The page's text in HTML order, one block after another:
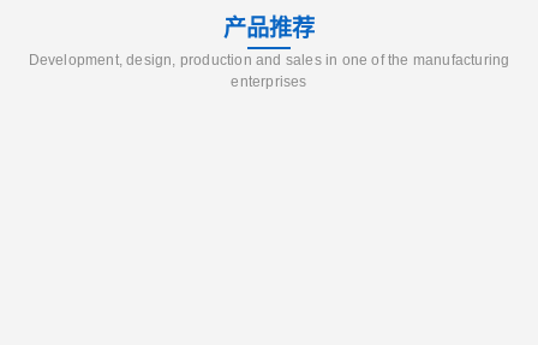
产品推荐
Development, design, production and sales in one of the manufacturing
enterprises